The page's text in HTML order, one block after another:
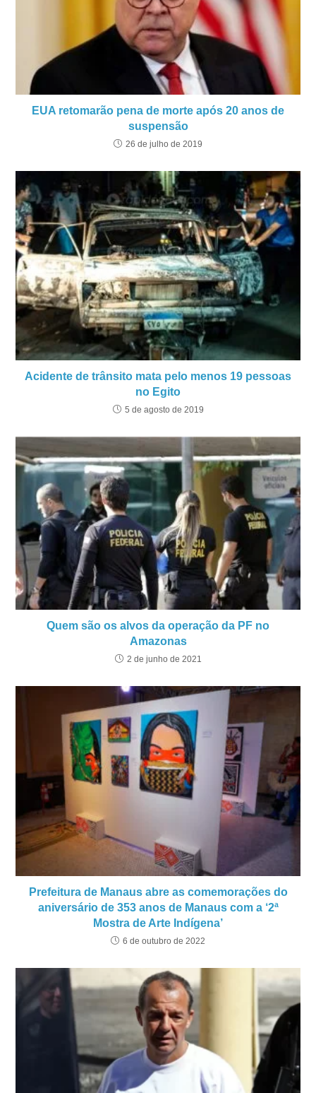
EUA retomarão pena de morte após 20 anos de
suspensão
26 de julho de 2019
Acidente de trânsito mata pelo menos 19 pessoas
no Egito
5 de agosto de 2019
Quem são os alvos da operação da PF no
Amazonas
2 de junho de 2021
Prefeitura de Manaus abre as comemorações do
aniversário de 353 anos de Manaus com a ‘2ª
Mostra de Arte Indígena’
6 de outubro de 2022